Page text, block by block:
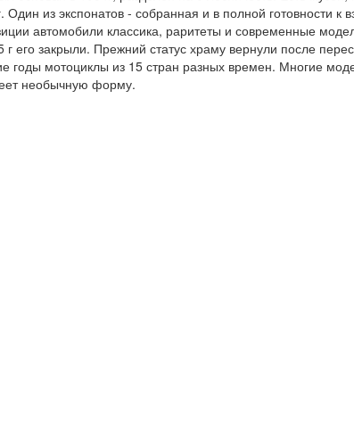
из экспонатов - собранная и в полной готовности к
автомобили классика, раритеты и современные
закрыли. Прежний статус храму вернули после
годы мотоциклы из 15 стран разных времен. Многие
необычную форму.